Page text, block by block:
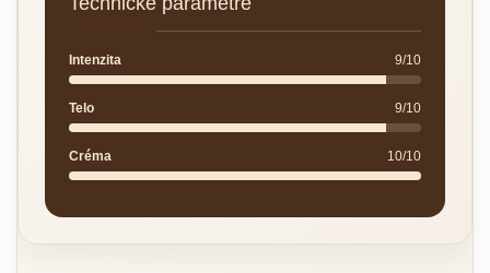
Intenzita 9/10
Telo 9/10
Créma 10/10